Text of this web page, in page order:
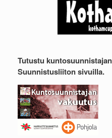
Tutustu
Suunnistusliiton sivuilla.